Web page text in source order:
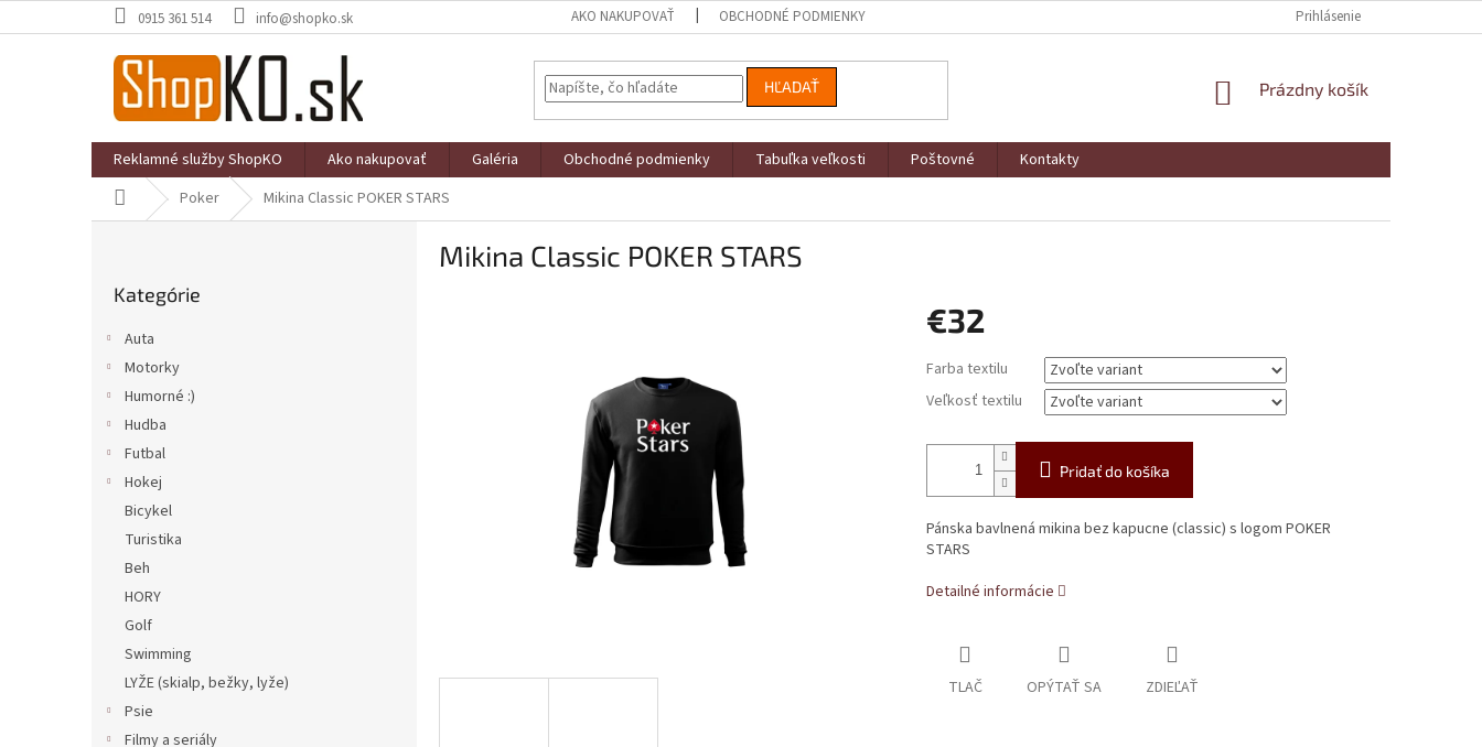
na
0915 361 514 info@shopko.sk AKO NAKUPOVAŤ OBCHODNÉ PODMIENKY Prihlásenie
HĽADAŤ
NÁKUPNÝ
Prázdny košík
Reklamné služby ShopKO Ako nakupovať Galéria Obchodné podmienky Tabuľka veľkosti Poštovné
Kontakty
DomovPoker Mikina Classic POKER STARS
kategórie
Kategórie
Auta
Motorky
Humorné :)
Hudba
Futbal
Hokej
Bicykel
Turistika
Beh
HORY
Golf
Swimming
LYŽE (skialp, bežky, lyže)
Psie
Filmy a seriály
Mikina Classic POKER STARS
€32
cena:
Farba textilu
Veľkosť textilu
Pridať do košíka
Pánska bavlnená mikina bez kapucne (classic) s logom POKER
STARS
Detailné informácie
TLAČ OPÝTAŤ SA ZDIEĽAŤ